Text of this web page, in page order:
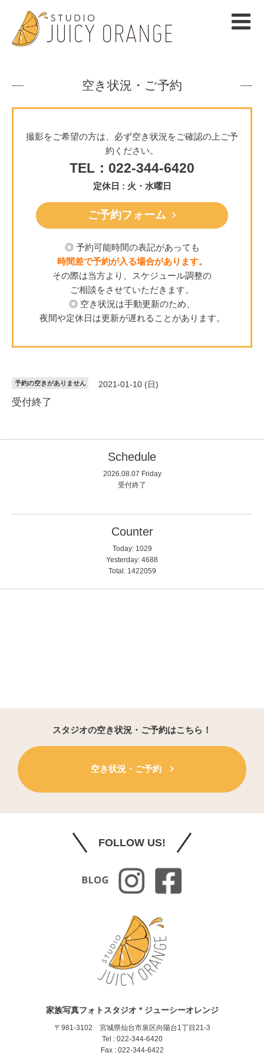
空き状況・ご予約
撮影をご希望の方は、必ず空き状況をご確認の上ご予
約ください。
TEL：022-344-6420
定休日 : 火・水曜日
ご予約フォーム
◎ 予約可能時間の表記があっても
時間差で予約が入る場合があります。
その際は当方より、スケジュール調整の
ご相談をさせていただきます。
◎ 空き状況は手動更新のため、
夜間や定休日は更新が遅れることがあります。
予約の空きがありません 2021-01-10 (日)
受付終了
Schedule
2026.08.07 Friday
受付終了
Counter
Today: 1029
Yesterday: 4688
Total: 1422059
スタジオの空き状況・ご予約はこちら！
空き状況・ご予約
FOLLOW US!
家族写真フォトスタジオ * ジューシーオレンジ
〒981-3102 宮城県仙台市泉区向陽台1丁目21-3
Tel : 022-344-6420
Fax : 022-344-6422